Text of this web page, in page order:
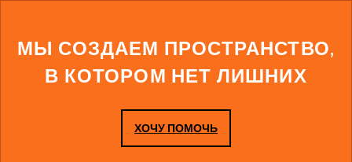
МЫ СОЗДАЕМ ПРОСТРАНСТВО,
В КОТОРОМ НЕТ ЛИШНИХ
ХОЧУ ПОМОЧЬ